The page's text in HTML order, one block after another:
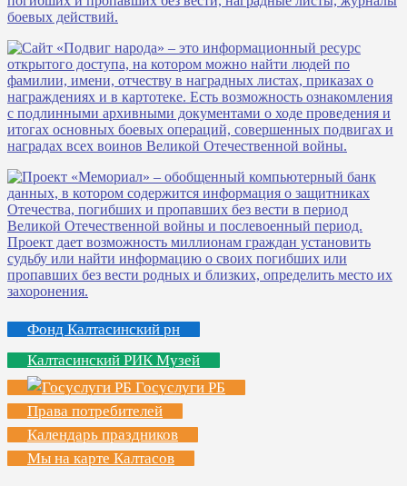
Фонд Калтасинский рн
Калтасинский РИК Музей
Госуслуги РБ
Права потребителей
Календарь праздников
Мы на карте Калтасов